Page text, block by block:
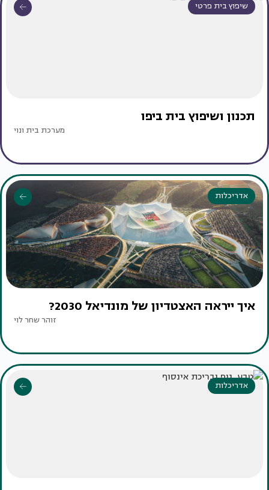
שיפוץ בית פרטי
תכנון ושיפוץ בית ביפו
מערכת בית ונוי
אדריכלות
איך ייראה האצטדיון של מונדיאל 2030?
זוהר שחר לוי
אדריכלות